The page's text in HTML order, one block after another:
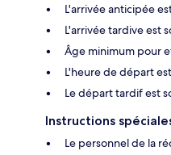
L'arrivée anticipée
L'arrivée tardive est
Âge minimum pour
L'heure de départ
Le départ tardif est
Instructions
Le personnel de la